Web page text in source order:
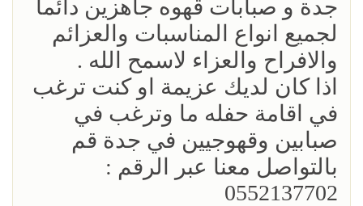
جدة و صبابات قهوه جاهزين دائما
لجميع انواع المناسبات والعزائم
والافراح والعزاء لاسمح الله .
اذا كان لديك عزيمة او كنت ترغب
في اقامة حفله ما وترغب في
صبابين وقهوجيين في جدة قم
بالتواصل معنا عبر الرقم :
0552137702